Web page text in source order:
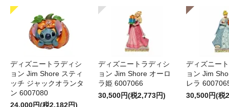
ディズニートラディシ
ョン Jim Shore スティ
ッチ ジャックオランタ
ン 6007080
24,000円(税2,182円)
ディズニートラディシ
ョン Jim Shore オーロ
ラ姫 6007066
30,500円(税2,773円)
ディズニー
ョン Jim
レラ
30,500円(税